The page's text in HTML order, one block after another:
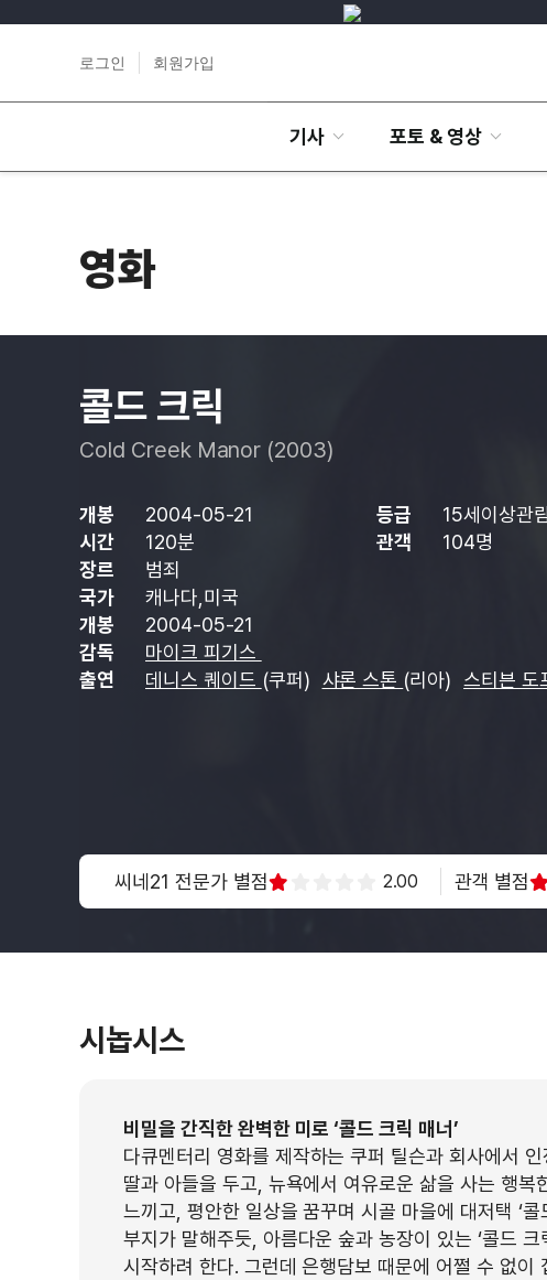
로그인 회원가입
기사 포토 & 영상
영화
콜드 크릭
Cold Creek Manor (2003)
개봉 2004-05-21 등급
15세이상관
시간
120분 관객
104명
장르
범죄
국가
캐나다,미국
개봉
2004-05-21
감독
마이크 피기스
출연
데니스 퀘이드 (쿠퍼) 샤론 스톤 (리아) 스티븐 도
씨네21 전문가 별점 2.00 관객 별점
시놉시스
비밀을 간직한 완벽한 미로 ‘콜드 크릭 매너’
다큐멘터리 영화를 제작하는 쿠퍼 틸슨과 회사에서
딸과 아들을 두고, 뉴욕에서 여유로운 삶을 사는 행
느끼고, 평안한 일상을 꿈꾸며 시골 마을에 대저택 ‘
부지가 말해주듯, 아름다운 숲과 농장이 있는 ‘콜드
시작하려 한다. 그런데 은행담보 때문에 어쩔 수 없